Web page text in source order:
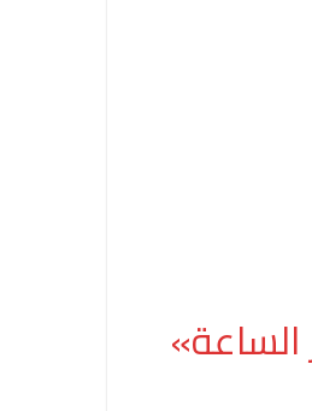
الساعة»